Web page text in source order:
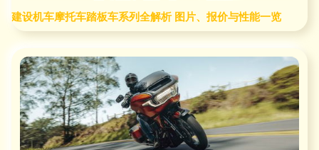
建设机车摩托车踏板车系列全解析 图片、报价与性能一览